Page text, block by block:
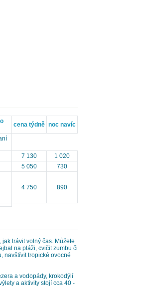
cena týdně noc navíc
7 130
1 020
5 050
730
4 750 890
trávit volný čas. Můžete
na pláži, cvičit zumbu či
navštívit tropické ovocné
a vodopády, krokodýlí
a aktivity stojí cca 40 -